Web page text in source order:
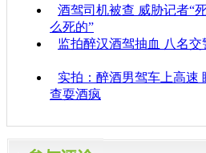
酒驾司机被查 威胁记者“
么死的”
监拍醉汉酒驾抽血 八名交
实拍：醉酒男驾车上高速
查耍酒疯